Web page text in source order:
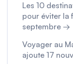
Les 10
pour éviter la
septembre →
Voyager au
ajoute 17